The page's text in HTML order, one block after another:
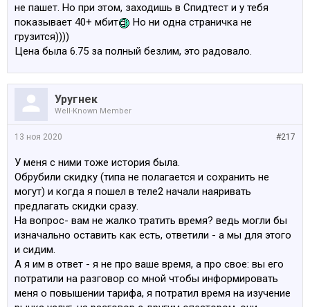
не пашет. Но при этом, заходишь в Спидтест и у тебя
показывает 40+ мбит
Но ни одна страничка не
грузится))))
Цена была 6.75 за полный безлим, это радовало.
Уругнек
Well-Known Member
#217
13 ноя 2020
У меня с ними тоже история была.
Обрубили скидку (типа не полагается и сохранить не
могут) и когда я пошел в теле2 начали наяривать
предлагать скидки сразу.
На вопрос- вам не жалко тратить время? ведь могли бы
изначально оставить как есть, ответили - а мы для этого
и сидим.
А я им в ответ - я не про ваше время, а про свое: вы его
потратили на разговор со мной чтобы информировать
меня о повышении тарифа, я потратил время на изучение